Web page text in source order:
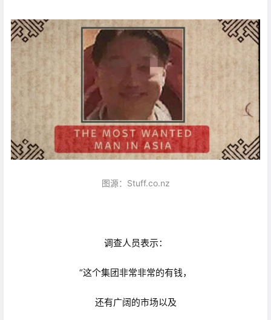
图源：Stuff.co.nz
调查人员表示：
“这个集团非常非常的有钱，
还有广阔的市场以及